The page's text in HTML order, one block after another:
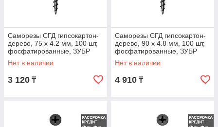
Саморезы СГД гипсокартон-
дерево, 75 х 4.2 мм, 100 шт,
фосфатированные, ЗУБР
Профессионал (4-300031-42-
075)
Нет в наличии
3 120 ₸
Саморезы СГД гипсокартон-
дерево, 90 х 4.8 мм, 100 шт,
фосфатированные, ЗУБР
Профессионал (4-300031-48-
090)
Нет в наличии
4 910 ₸